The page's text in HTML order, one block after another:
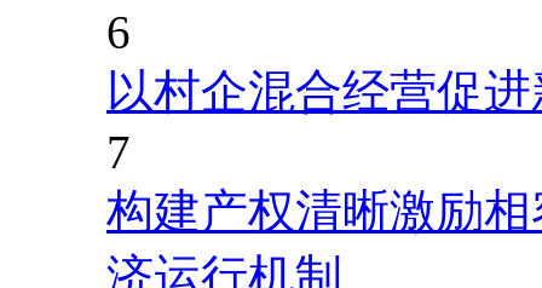
6
以村企混合经营促
7
构建产权清晰激励
济运行机制